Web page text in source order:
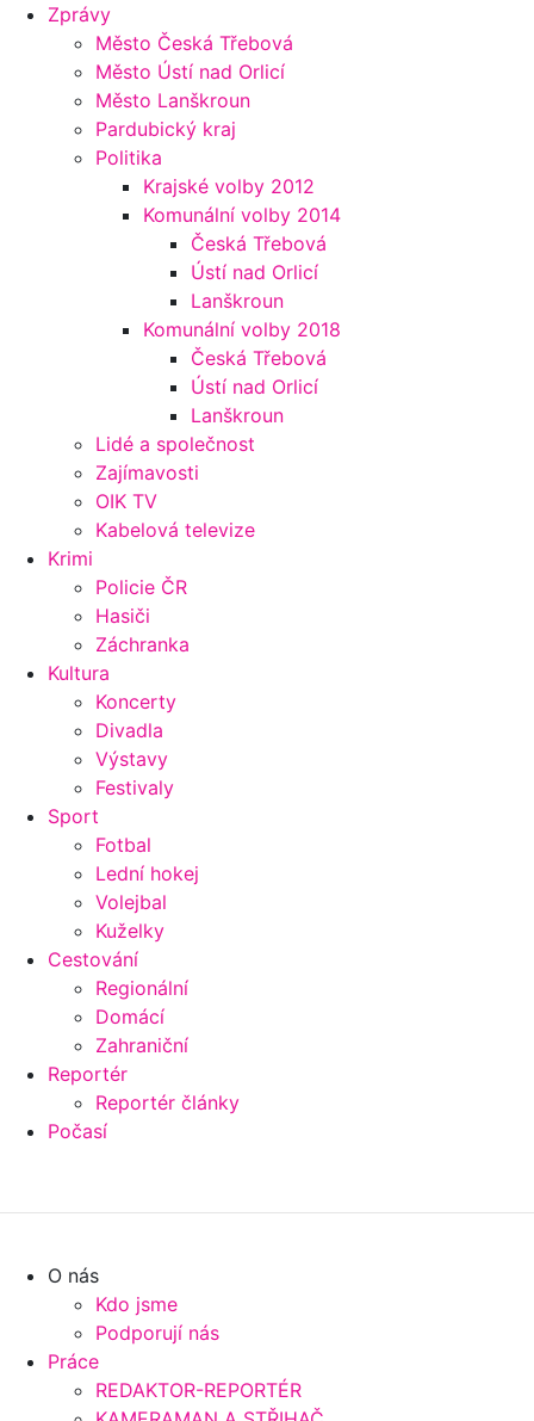
Zprávy
Město Česká Třebová
Město Ústí nad Orlicí
Město Lanškroun
Pardubický kraj
Politika
Krajské volby 2012
Komunální volby 2014
Česká Třebová
Ústí nad Orlicí
Lanškroun
Komunální volby 2018
Česká Třebová
Ústí nad Orlicí
Lanškroun
Lidé a společnost
Zajímavosti
OIK TV
Kabelová televize
Krimi
Policie ČR
Hasiči
Záchranka
Kultura
Koncerty
Divadla
Výstavy
Festivaly
Sport
Fotbal
Lední hokej
Volejbal
Kuželky
Cestování
Regionální
Domácí
Zahraniční
Reportér
Reportér články
Počasí
O nás
Kdo jsme
Podporují nás
Práce
REDAKTOR-REPORTÉR